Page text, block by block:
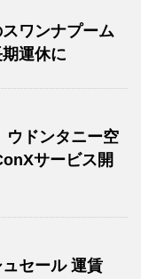
ワンナプーム
運休に
ウドンタニー空
サービス開
セール 運賃